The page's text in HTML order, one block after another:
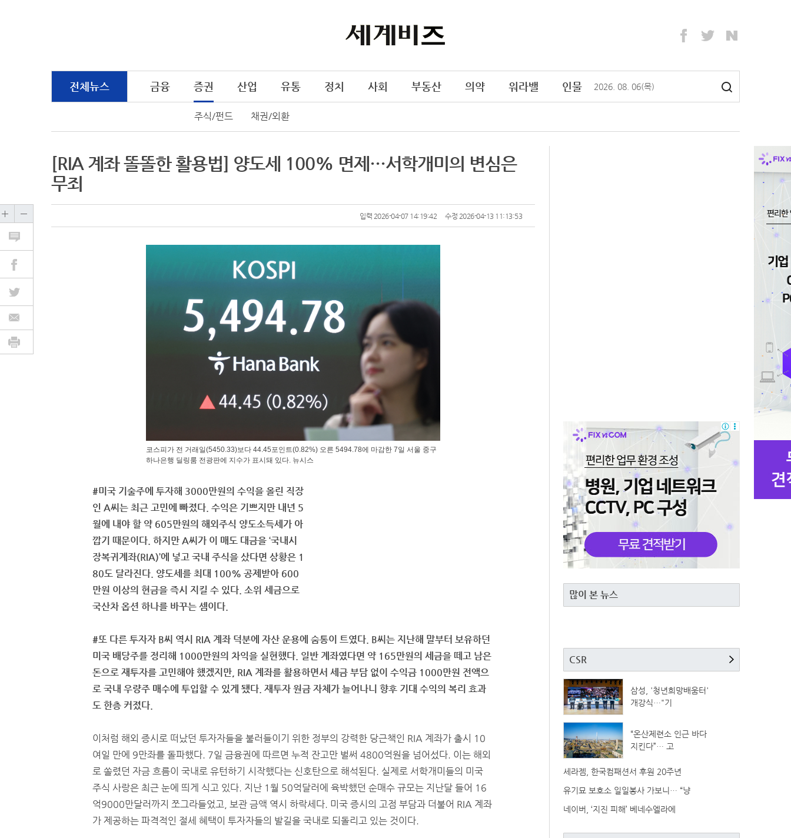
전체뉴스 금융 증권
주식/펀드 채권/외환
산업 유통 정치 사회 부동산 의약 워라밸 인물 2026 08 06(목)
[RIA 계좌 똘똘한 활용법] 양도세 100% 면제…서학개미의 변심은
무죄
입력 2026-04-07 14:19:42 수정 2026-04-13 11:13:53
코스피가 전 거래일(5450.33)보다 44.45포인트(0.82%) 오른 5494.78에 마감한 7일 서울 중구
하나은행 딜링룸 전광판에 지수가 표시돼 있다. 뉴시스
#미국 기술주에 투자해 3000만원의 수익을 올린 직장
인 A씨는 최근 고민에 빠졌다. 수익은 기쁘지만 내년 5
월에 내야 할 약 605만원의 해외주식 양도소득세가 아
깝기 때문이다. 하지만 A씨가 이 매도 대금을 ‘국내시
장복귀계좌(RIA)’에 넣고 국내 주식을 샀다면 상황은 1
80도 달라진다. 양도세를 최대 100% 공제받아 600
만원 이상의 현금을 즉시 지킬 수 있다. 소위 세금으로
국산차 옵션 하나를 바꾸는 셈이다.
#또 다른 투자자 B씨 역시 RIA 계좌 덕분에 자산 운용에 숨통이 트였다. B씨는 지난해 말부터 보유하던
미국 배당주를 정리해 1000만원의 차익을 실현했다. 일반 계좌였다면 약 165만원의 세금을 떼고 남은
돈으로 재투자를 고민해야 했겠지만, RIA 계좌를 활용하면서 세금 부담 없이 수익금 1000만원 전액으
로 국내 우량주 매수에 투입할 수 있게 됐다. 재투자 원금 자체가 늘어나니 향후 기대 수익의 복리 효과
도 한층 커졌다.
이처럼 해외 증시로 떠났던 투자자들을 불러들이기 위한 정부의 강력한 당근책인 RIA 계좌가 출시 10
여일 만에 9만좌를 돌파했다. 7일 금융권에 따르면 누적 잔고만 벌써 4800억원을 넘어섰다. 이는 해외
로 쏠렸던 자금 흐름이 국내로 유턴하기 시작했다는 신호탄으로 해석된다. 실제로 서학개미들의 미국
주식 사랑은 최근 눈에 띄게 식고 있다. 지난 1월 50억달러에 육박했던 순매수 규모는 지난달 들어 16
억9000만달러까지 쪼그라들었고, 보관 금액 역시 하락세다. 미국 증시의 고점 부담과 더불어 RIA 계좌
가 제공하는 파격적인 절세 혜택이 투자자들의 발길을 국내로 되돌리고 있는 것이다.
많이 본 뉴스
CSR
삼성, '청년희망배움터'
개강식…"기
“온산제련소 인근 바다
지킨다”… 고
세라젬, 한국컴패션서 후원 20주년
유기묘 보호소 일일봉사 가보니… “냥
네이버, ‘지진 피해’ 베네수엘라에